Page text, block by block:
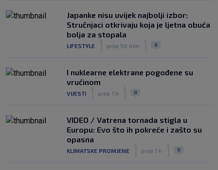
Japanke nisu uvijek najbolji izbor:
Stručnjaci otkrivaju koja je ljetna obuća
bolja za stopala
LIFESTYLE prije 50 min 0
I nuklearne elektrane pogođene su
vrućinom
VIJESTI prije 1 h 0
VIDEO / Vatrena tornada stigla u
Europu: Evo što ih pokreće i zašto su
opasna
KLIMATSKE PROMJENE prije 1 h 0